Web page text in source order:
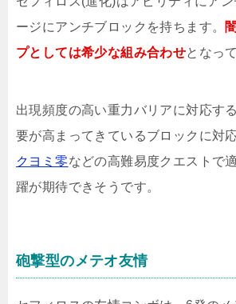
ージにアンチブロックを持ちます。
プとしては希少な組み合わせとなっ
出現頻度の高い重力バリアに対応す
要が高まってきているブロックに対
クヨミ零などの高難易度クエストで
躍が期待できそうです。
砲撃型のメテオ友情